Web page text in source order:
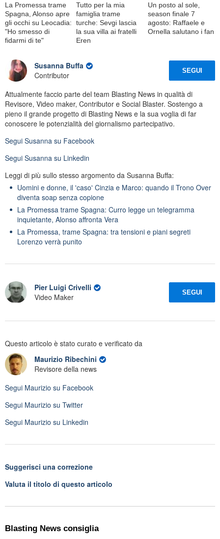
La Promessa trame
Spagna, Alonso apre
gli occhi su Leocadia:
"Ho smesso di
fidarmi di te"
Tutto per la mia
famiglia trame
turche: Sevgi lascia
la sua villa ai fratelli
Eren
Un posto al sole,
season finale 7
agosto: Raffaele e
Ornella salutano i fan
Susanna Buffa
Contributor
SEGUI
Attualmente faccio parte del team Blasting News in qualità di
Revisore, Video maker, Contributor e Social Blaster. Sostengo a
pieno il grande progetto di Blasting News e la sua voglia di far
conoscere le potenzialità del giornalismo partecipativo.
Segui Susanna su Facebook
Segui Susanna su Linkedin
Leggi di più sullo stesso argomento da Susanna Buffa:
Uomini e donne, il 'caso' Cinzia e Marco: quando il Trono Over
diventa soap senza copione
La Promessa trame Spagna: Curro legge un telegramma
inquietante, Alonso affronta Vera
La Promessa, trame Spagna: tra tensioni e piani segreti
Lorenzo verrà punito
Pier Luigi Crivelli
Video Maker
SEGUI
Questo articolo è stato curato e verificato da
Maurizio Ribechini
Revisore della news
Segui Maurizio su Facebook
Segui Maurizio su Twitter
Segui Maurizio su Linkedin
Suggerisci una correzione
Valuta il titolo di questo articolo
Blasting News consiglia